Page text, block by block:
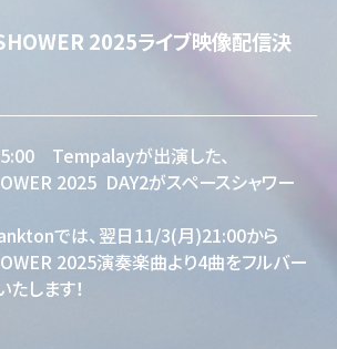
2025ライブ映像配信決
Tempalayが出演した、
2025 DAY2がスペースシャワー
では、翌日11/3(月)21:00から
2025演奏楽曲より4曲をフルバー
します！